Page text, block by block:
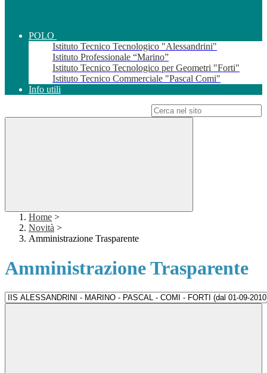
POLO
Istituto Tecnico Tecnologico "Alessandrini"
Istituto Professionale “Marino”
Istituto Tecnico Tecnologico per Geometri "Forti"
Istituto Tecnico Commerciale "Pascal Comi"
Info utili
Home >
Novità >
Amministrazione Trasparente
Amministrazione Trasparente